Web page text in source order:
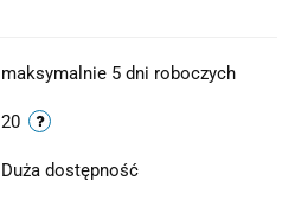
maksymalnie 5 dni roboczych
20
Duża dostępność